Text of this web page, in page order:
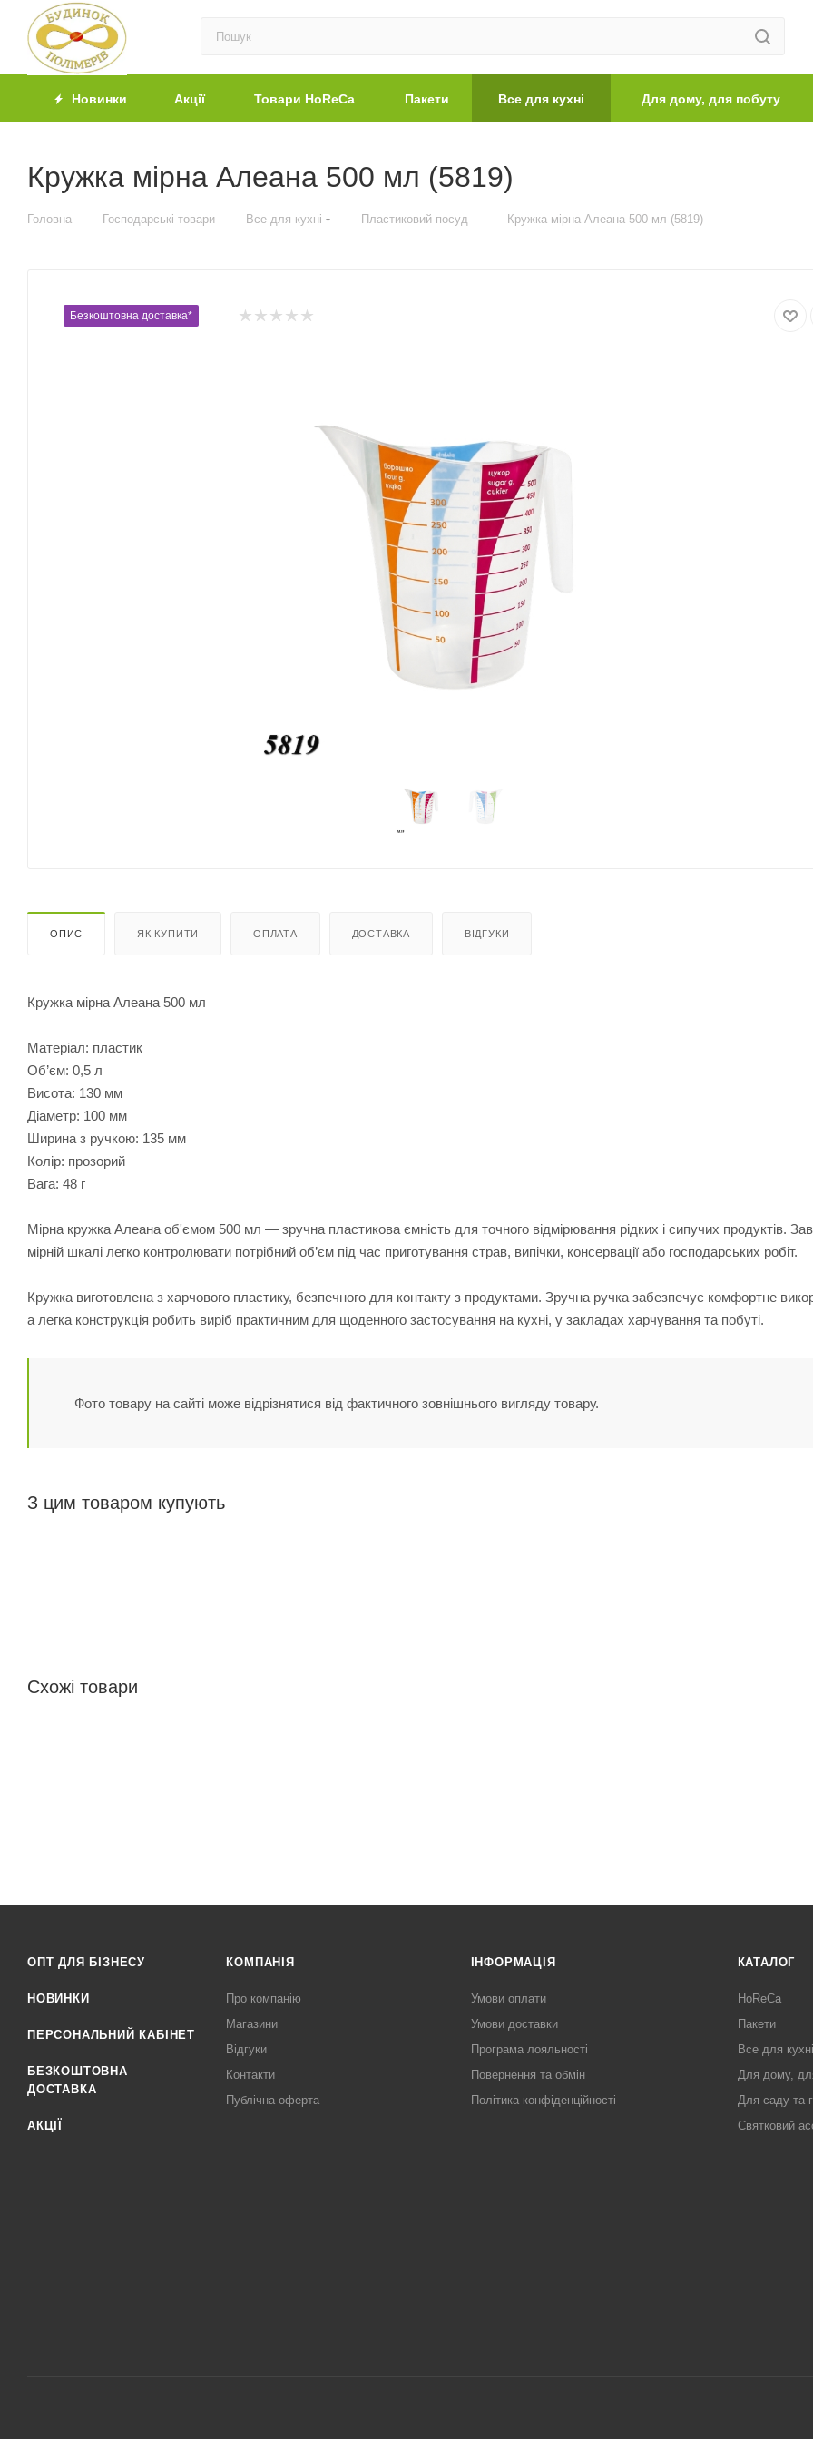
Новинки Акції Товари HoReCa Пакети Все для кухні Для дому, для побуту
Кружка мірна Алеана 500 мл (5819)
Головна — Господарські товари — Все для кухні — Пластиковий посуд — Кружка мірна Алеана 500 мл (5819)
Безкоштовна доставка*
ОПИС ЯК КУПИТИ ОПЛАТА ДОСТАВКА ВІДГУКИ
Кружка мірна Алеана 500 мл
Матеріал: пластик
Об’єм: 0,5 л
Висота: 130 мм
Діаметр: 100 мм
Ширина з ручкою: 135 мм
Колір: прозорий
Вага: 48 г
Мірна кружка Алеана об'ємом 500 мл — зручна пластикова ємність для точного відмірювання рідких і сипучих продуктів.
мірній шкалі легко контролювати потрібний об’єм під час приготування страв, випічки, консервації або господарських робіт.
Кружка виготовлена з харчового пластику, безпечного для контакту з продуктами. Зручна ручка забезпечує комфортне
а легка конструкція робить виріб практичним для щоденного застосування на кухні, у закладах харчування та побуті.
Фото товару на сайті може відрізнятися від фактичного зовнішнього вигляду товару.
З цим товаром купують
Схожі товари
ОПТ ДЛЯ БІЗНЕСУ
НОВИНКИ
ПЕРСОНАЛЬНИЙ КАБІНЕТ
БЕЗКОШТОВНА
ДОСТАВКА
АКЦІЇ
КОМПАНІЯ
Про компанію
Магазини
Відгуки
Контакти
Публічна оферта
ІНФОРМАЦІЯ
Умови оплати
Умови доставки
Програма лояльності
Повернення та обмін
Політика конфіденційності
КАТАЛОГ
HoReCa
Пакети
Все для кухні
Для дому,
Для саду та
Святковий